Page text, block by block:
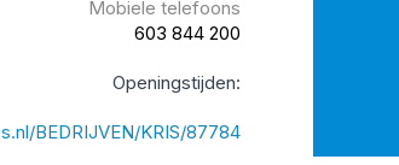
Mobiele telefoons
603 844 200
Openingstijden:
BEDRIJVEN/KRIS/87784